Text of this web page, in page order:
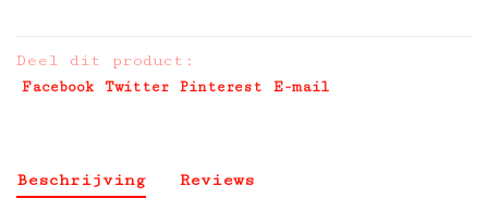
Deel dit product:
Facebook Twitter Pinterest E-mail
Beschrijving Reviews